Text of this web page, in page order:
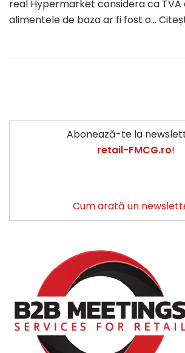
real Hypermarket considera ca TVA
alimentele de baza ar fi fost o…
Abonează-te la
retail-FMCG.ro!
Cum arată un